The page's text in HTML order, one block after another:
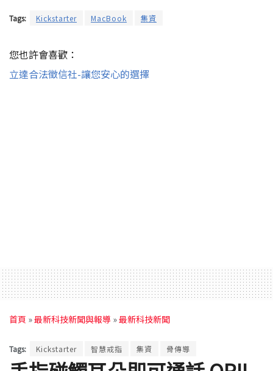
Tags: Kickstarter MacBook 集資
您也許會喜歡：
立達合法徵信社-讓您安心的選擇
首頁 »最新科技新聞與報導 »最新科技新聞
Tags: Kickstarter 智慧戒指 集資 骨傳導